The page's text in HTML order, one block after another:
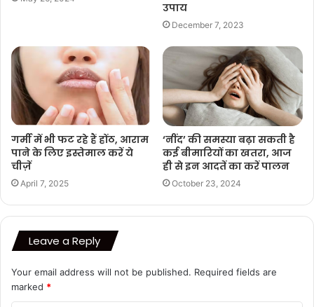
उपाय
December 7, 2023
गर्मी में भी फट रहे हैं होंठ, आराम
पाने के लिए इस्तेमाल करें ये
चीज़ें
April 7, 2025
‘नींद’ की समस्या बढ़ा सकती है
कई बीमारियों का खतरा, आज
ही से इन आदतें का करें पालन
October 23, 2024
Leave a Reply
Your email address will not be published. Required fields are
marked *